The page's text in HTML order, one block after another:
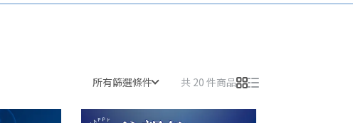
所有篩選條件 共 20 件商品